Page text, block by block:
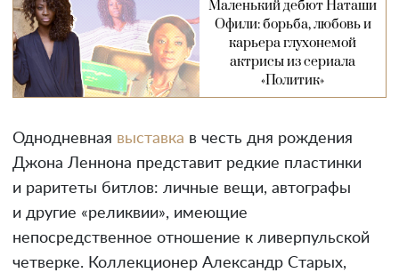
Маленький дебют Наташи
Офили: борьба, любовь и
карьера глухонемой
актрисы из сериала
«Политик»
Однодневная выставка в честь дня рождения
Джона Леннона представит редкие пластинки
и раритеты битлов: личные вещи, автографы
и другие «реликвии», имеющие
непосредственное отношение к ливерпульской
четверке. Коллекционер Александр Старых,